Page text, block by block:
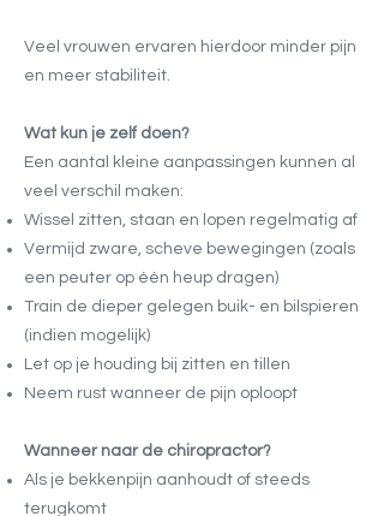
Veel vrouwen ervaren hierdoor minder pijn
en meer stabiliteit.
Wat kun je zelf doen?
Een aantal kleine aanpassingen kunnen al
veel verschil maken:
Wissel zitten, staan en lopen regelmatig af
Vermijd zware, scheve bewegingen (zoals
een peuter op één heup dragen)
Train de dieper gelegen buik- en bilspieren
(indien mogelijk)
Let op je houding bij zitten en tillen
Neem rust wanneer de pijn oploopt
Wanneer naar de chiropractor?
Als je bekkenpijn aanhoudt of steeds
terugkomt